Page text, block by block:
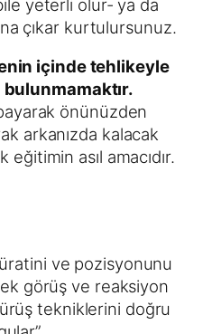
yeterli olur- ya da
çıkar kurtulursunuz.
içinde tehlikeyle
bulunmamaktır.
önünüzden
arkanızda kalacak
asıl amacıdır.
ve pozisyonunu
görüş ve reaksiyon
tekniklerini doğru